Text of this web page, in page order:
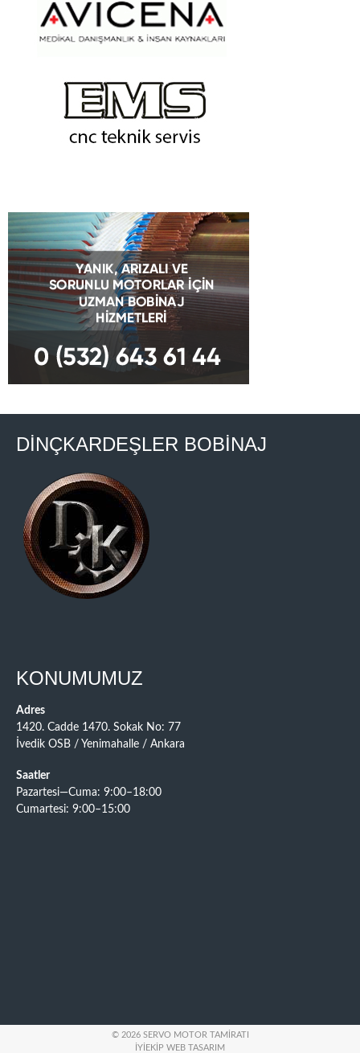
DİNÇKARDEŞLER BOBİNAJ
KONUMUMUZ
Adres
1420. Cadde 1470. Sokak No: 77
İvedik OSB / Yenimahalle / Ankara
Saatler
Pazartesi—Cuma: 9:00–18:00
Cumartesi: 9:00–15:00
© 2026 SERVO MOTOR TAMIRATI
İYIEKIP WEB TASARIM